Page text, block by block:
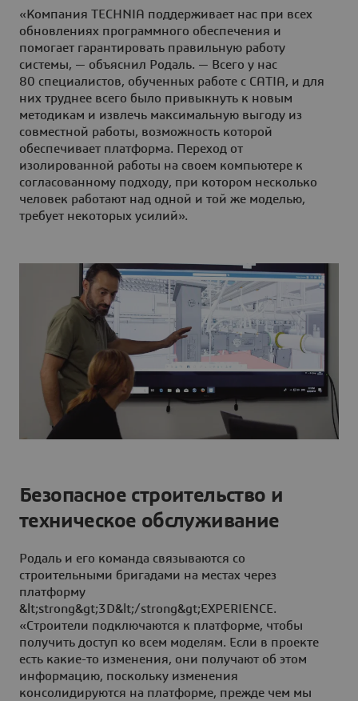
«Компания TECHNIA поддерживает нас при всех
обновлениях программного обеспечения и
помогает гарантировать правильную работу
системы, — объяснил Родаль. — Всего у нас
80 специалистов, обученных работе с CATIA, и для
них труднее всего было привыкнуть к новым
методикам и извлечь максимальную выгоду из
совместной работы, возможность которой
обеспечивает платформа. Переход от
изолированной работы на своем компьютере к
согласованному подходу, при котором несколько
человек работают над одной и той же моделью,
требует некоторых усилий».
Безопасное строительство и
техническое обслуживание
Родаль и его команда связываются со
строительными бригадами на местах через
платформу
&lt;strong&gt;3D&lt;/strong&gt;EXPERIENCE.
«Строители подключаются к платформе, чтобы
получить доступ ко всем моделям. Если в проекте
есть какие-то изменения, они получают об этом
информацию, поскольку изменения
консолидируются на платформе, прежде чем мы